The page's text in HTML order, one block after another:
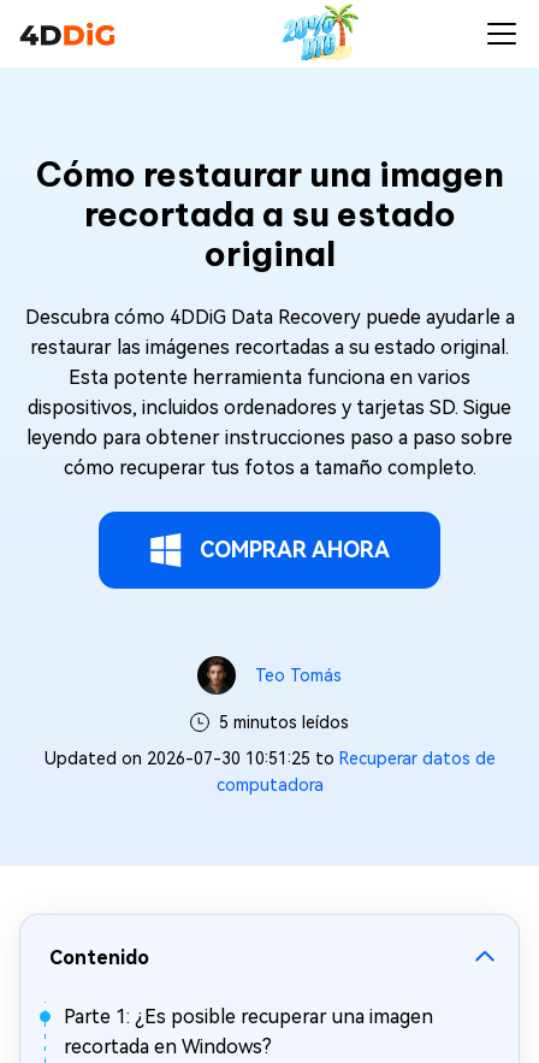
Cómo restaurar una imagen
recortada a su estado
original
Descubra cómo 4DDiG Data Recovery puede ayudarle a
restaurar las imágenes recortadas a su estado original.
Esta potente herramienta funciona en varios
dispositivos, incluidos ordenadores y tarjetas SD. Sigue
leyendo para obtener instrucciones paso a paso sobre
cómo recuperar tus fotos a tamaño completo.
COMPRAR AHORA
Teo Tomás
5 minutos leídos
Updated on 2026-07-30 10:51:25 to Recuperar datos de
computadora
Contenido
Parte 1: ¿Es posible recuperar una imagen
recortada en Windows?